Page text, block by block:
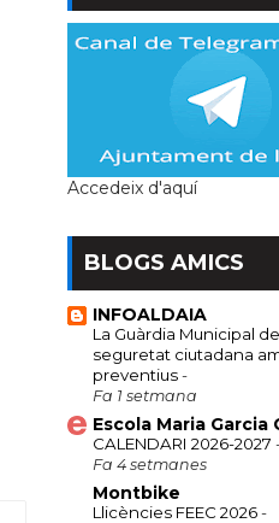
Accedeix d'aquí
BLOGS AMICS
INFOALDAIA
La Guàrdia Municipal
seguretat ciutadana
preventius-
Fa 1 setmana
Escola Maria Garcia
CALENDARI 2026-2027
Fa 4 setmanes
Montbike
Llicències FEEC 2026-